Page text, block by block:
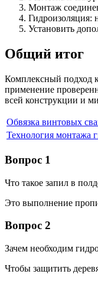
Монтаж
Гидроизоляция:
Установить
Общий итог
Комплексный подход к
применение
всей конструкции и
Обвязка винтовых
Технология монтажа
Вопрос 1
Что такое запил в
Это выполнение
Вопрос 2
Зачем необходим
Чтобы защитить